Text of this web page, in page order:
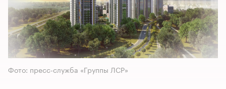
Фото: пресс-служба «Группы ЛСР»